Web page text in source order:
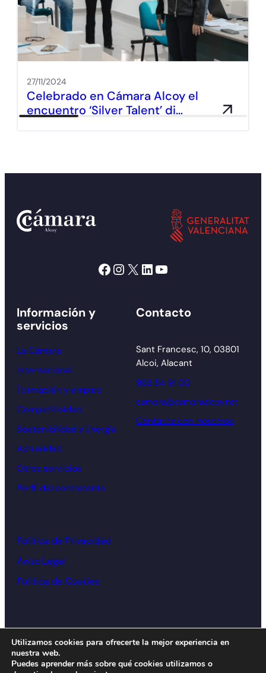
27/11/2024
Celebrado en Cámara Alcoy el
encuentro ‘Silver Talent’ di…
Facebook Instagram X LinkedIn YouTube
Información y
servicios
La Cámara
Internacional
Formación y empleo
Competitividad
Sostenibilidad y Energía
Actualidad
Otros servicios
Perfil del contratante
Contacto
Sant Francesc, 10, 03801
Alcoi, Alacant
965 54 91 00
camara@camaraalcoy.net
Contacta con nosotros
Política de Privacidad
Aviso Legal
Política de Cookies
Diseño y desarrollo:
Utilizamos cookies para ofrecerte la mejor experiencia en
nuestra web.
Puedes aprender más sobre qué cookies utilizamos o